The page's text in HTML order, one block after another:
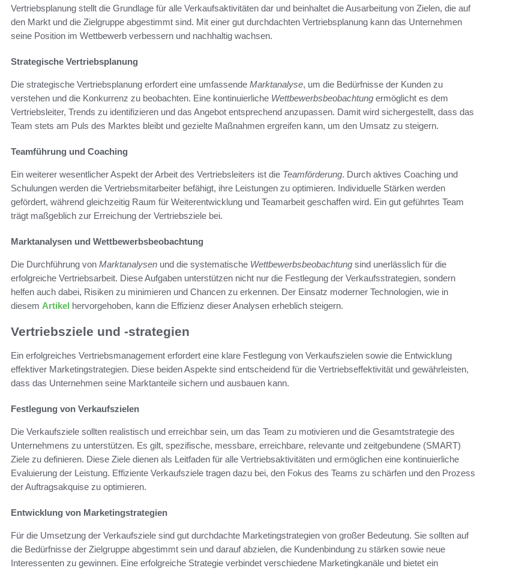
Vertriebsplanung stellt die Grundlage für alle Verkaufsaktivitäten dar und beinhaltet die Ausarbeitung von Zielen, die auf
den Markt und die Zielgruppe abgestimmt sind. Mit einer gut durchdachten Vertriebsplanung kann das Unternehmen
seine Position im Wettbewerb verbessern und nachhaltig wachsen.
Strategische Vertriebsplanung
Die strategische Vertriebsplanung erfordert eine umfassende Marktanalyse, um die Bedürfnisse der Kunden zu
verstehen und die Konkurrenz zu beobachten. Eine kontinuierliche Wettbewerbsbeobachtung ermöglicht es dem
Vertriebsleiter, Trends zu identifizieren und das Angebot entsprechend anzupassen. Damit wird sichergestellt, dass das
Team stets am Puls des Marktes bleibt und gezielte Maßnahmen ergreifen kann, um den Umsatz zu steigern.
Teamführung und Coaching
Ein weiterer wesentlicher Aspekt der Arbeit des Vertriebsleiters ist die Teamförderung. Durch aktives Coaching und
Schulungen werden die Vertriebsmitarbeiter befähigt, ihre Leistungen zu optimieren. Individuelle Stärken werden
gefördert, während gleichzeitig Raum für Weiterentwicklung und Teamarbeit geschaffen wird. Ein gut geführtes Team
trägt maßgeblich zur Erreichung der Vertriebsziele bei.
Marktanalysen und Wettbewerbsbeobachtung
Die Durchführung von Marktanalysen und die systematische Wettbewerbsbeobachtung sind unerlässlich für die
erfolgreiche Vertriebsarbeit. Diese Aufgaben unterstützen nicht nur die Festlegung der Verkaufsstrategien, sondern
helfen auch dabei, Risiken zu minimieren und Chancen zu erkennen. Der Einsatz moderner Technologien, wie in
diesem Artikel hervorgehoben, kann die Effizienz dieser Analysen erheblich steigern.
Vertriebsziele und -strategien
Ein erfolgreiches Vertriebsmanagement erfordert eine klare Festlegung von Verkaufszielen sowie die Entwicklung
effektiver Marketingstrategien. Diese beiden Aspekte sind entscheidend für die Vertriebseffektivität und gewährleisten,
dass das Unternehmen seine Marktanteile sichern und ausbauen kann.
Festlegung von Verkaufszielen
Die Verkaufsziele sollten realistisch und erreichbar sein, um das Team zu motivieren und die Gesamtstrategie des
Unternehmens zu unterstützen. Es gilt, spezifische, messbare, erreichbare, relevante und zeitgebundene (SMART)
Ziele zu definieren. Diese Ziele dienen als Leitfaden für alle Vertriebsaktivitäten und ermöglichen eine kontinuierliche
Evaluierung der Leistung. Effiziente Verkaufsziele tragen dazu bei, den Fokus des Teams zu schärfen und den Prozess
der Auftragsakquise zu optimieren.
Entwicklung von Marketingstrategien
Für die Umsetzung der Verkaufsziele sind gut durchdachte Marketingstrategien von großer Bedeutung. Sie sollten auf
die Bedürfnisse der Zielgruppe abgestimmt sein und darauf abzielen, die Kundenbindung zu stärken sowie neue
Interessenten zu gewinnen. Eine erfolgreiche Strategie verbindet verschiedene Marketingkanäle und bietet ein